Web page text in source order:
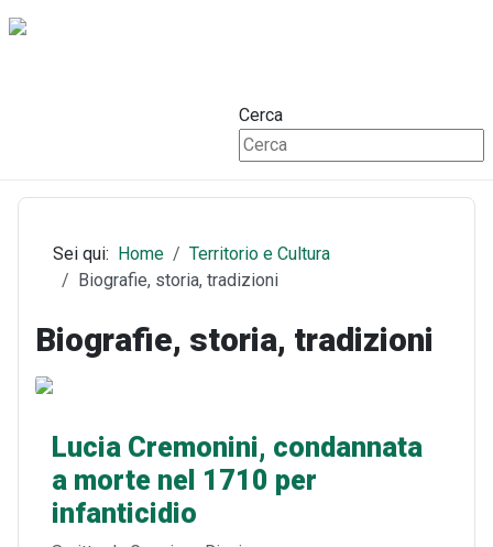
Cerca
Sei qui: Home
Territorio e Cultura
Biografie, storia, tradizioni
Biografie, storia, tradizioni
Lucia Cremonini, condannata
a morte nel 1710 per
infanticidio